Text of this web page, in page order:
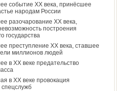
событие ХХ века, принёсшее
народам России
разочарование ХХ века,
построения
государства
преступление ХХ века, ставшее
миллионов людей
в ХХ веке предательство
в ХХ веке провокация